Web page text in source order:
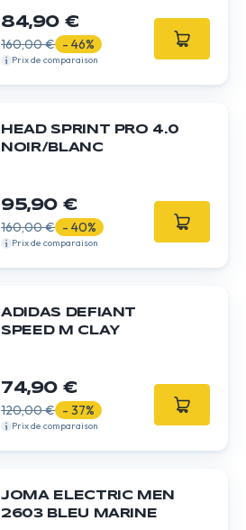
84,90 €
160,00 € - 46%
Prix de comparaison
HEAD SPRINT PRO 4.0
NOIR/BLANC
95,90 €
160,00 € - 40%
Prix de comparaison
ADIDAS DEFIANT
SPEED M CLAY
74,90 €
120,00 € - 37%
Prix de comparaison
JOMA ELECTRIC MEN
2603 BLEU MARINE